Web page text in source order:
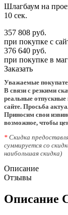
Шлагбаум на
10 сек.
357 808 руб.
при покупке с
376 640 руб.
при покупке в
Заказать
Уважаемые
В связи с резкими
реальные отпускные
сайте. Просьба
Приносим свои
возможное, чтобы
* Скидка
суммируется со
наибольшая скидка)
Описание
Отзывы
Описание